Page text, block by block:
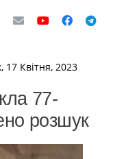
17 Квітня, 2023
77-
розшук